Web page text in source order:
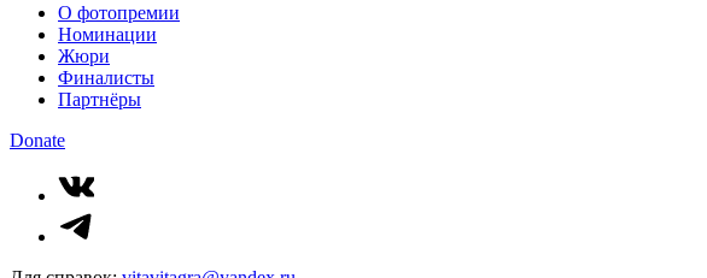
О фотопремии
Номинации
Жюри
Финалисты
Партнёры
Donate